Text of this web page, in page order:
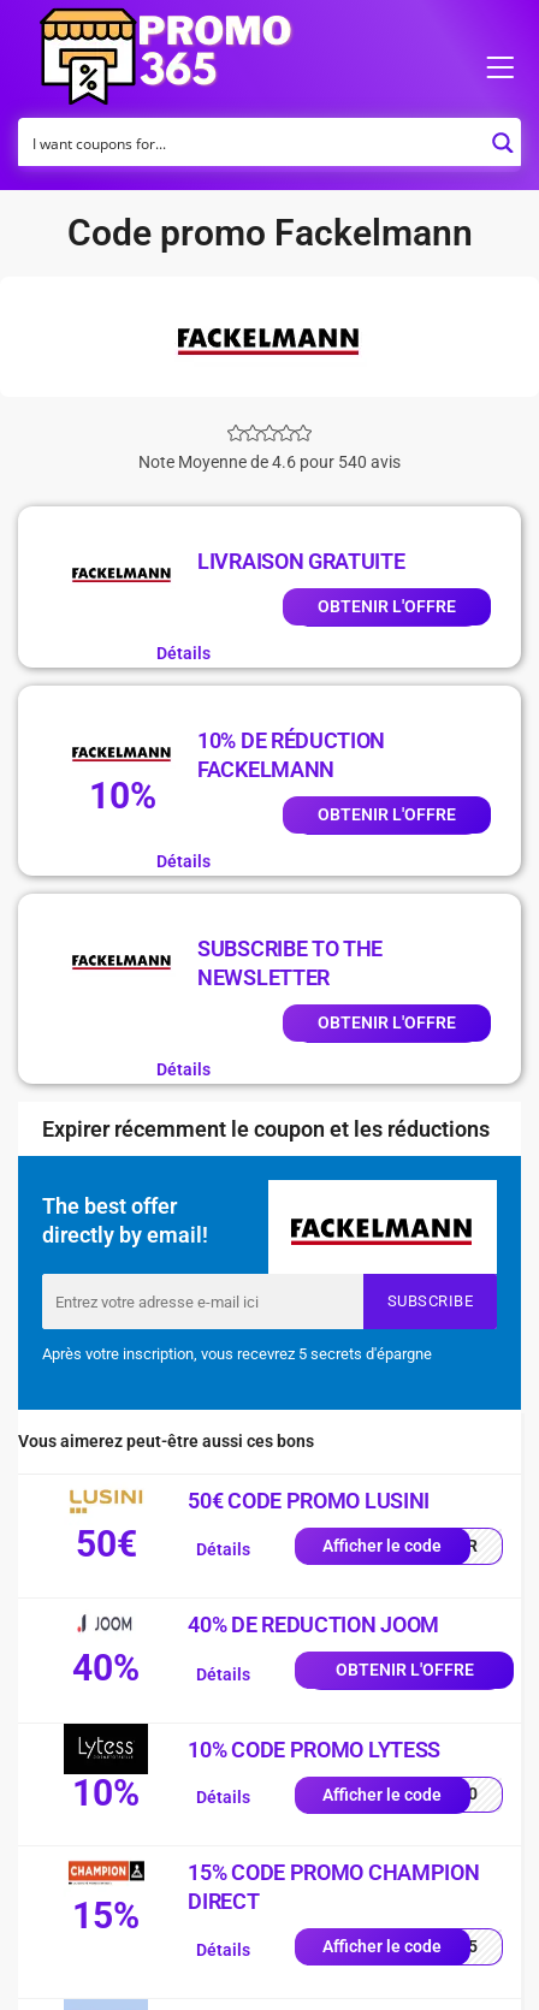
Code promo Fackelmann
Note Moyenne de 4.6 pour 540 avis
LIVRAISON GRATUITE
OBTENIR L'OFFRE
Détails
10%
10% DE RÉDUCTION
FACKELMANN
OBTENIR L'OFFRE
Détails
SUBSCRIBE TO THE
NEWSLETTER
OBTENIR L'OFFRE
Détails
Expirer récemment le coupon et les réductions
The best offer
directly by email!
SUBSCRIBE
Après votre inscription, vous recevrez 5 secrets d'épargne
Vous aimerez peut-être aussi ces bons
50€
50€ CODE PROMO LUSINI
Afficher le code0-FR
Détails
40%
40% DE REDUCTION JOOM
OBTENIR L'OFFRE
Détails
10%
10% CODE PROMO LYTESS
Afficher le codeSS10
Détails
15%
15% CODE PROMO CHAMPION
DIRECT
Afficher le codeUE15
Détails